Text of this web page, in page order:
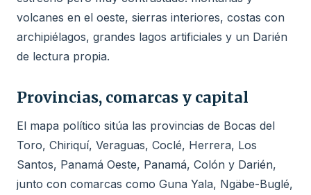
volcanes en el oeste, sierras interiores, costas con
archipiélagos, grandes lagos artificiales y un Darién
de lectura propia.
Provincias, comarcas y capital
El mapa político sitúa las provincias de Bocas del
Toro, Chiriquí, Veraguas, Coclé, Herrera, Los
Santos, Panamá Oeste, Panamá, Colón y Darién,
junto con comarcas como Guna Yala, Ngäbe-Buglé,